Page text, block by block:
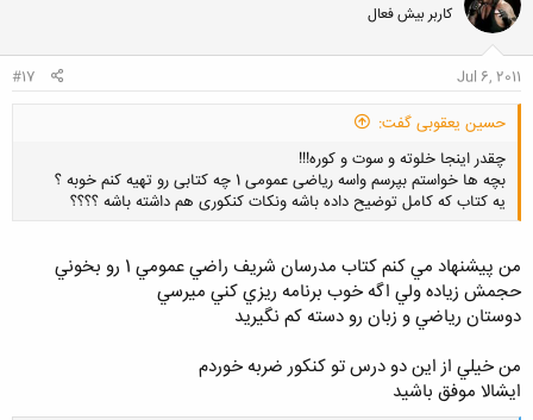
کاربر بیش فعال
Jul 6, 2011
#17
حسین یعقوبی گفت:
چقدر اینجا خلوته و سوت و کوره!!!
بچه ها خواستم بپرسم واسه ریاضی عمومی 1 چه کتابی رو تهیه کنم خوبه ؟
یه کتاب که کامل توضیح داده باشه ونکات کنکوری هم داشته باشه ؟؟؟؟
کلیک کنید تا باز شود...
من پيشنهاد مي كنم كتاب مدرسان شريف راضي عمومي 1 رو بخوني
حجمش زياده ولي اگه خوب برنامه ريزي كني ميرسي
دوستان رياضي و زبان رو دسته كم نگيريد
من خيلي از اين دو درس تو كنكور ضربه خوردم
ايشالا موفق باشيد